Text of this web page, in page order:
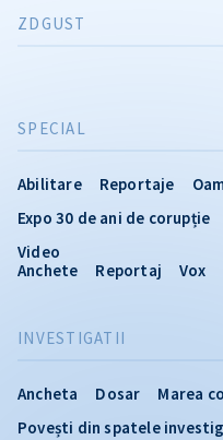
INVESTIGATII
Ancheta Dosar
Marea
Povești din spatele
SPECIAL
Abilitare Reportaje
Expo 30 de ani de corupție
Video
Anchete
Reportaj Vox
ZDGUST